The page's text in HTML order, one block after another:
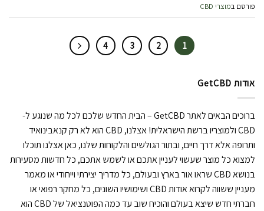
פורסם במוצרי CBD
1
2
3
4
אודות GetCBD
ברוכים הבאים לאתר GetCBD – הבית החדש שלכם לכל מה שנוגע ל-
CBD ולמוצריו ברשת הישראלית! אצלנו, CBD הוא לא רק קנאבינואיד
ותרופה אלא דרך חיים, ובתור הגולשים והלקוחות שלנו, כאן אצלנו תוכלו
למצוא כל מוצר שעשוי לעניין אתכם או לשמש אתכם, כל חדשות מסעירות
בנושא CBD שראו אור בארץ ובעולם, כל מדריך יצירתי וייחודי או מאמר
מעניין ששווה לקרוא אודות CBD ושימושיו השונים, כל מחקר רפואי או
חברתי חדש שיצא בעולם והוכיח שוב עד כמה הפוטנציאל של CBD הוא